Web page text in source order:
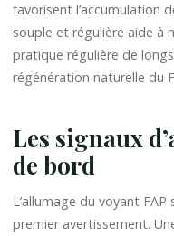
favorisent l’accumulation
souple et régulière aide à
pratique régulière de
régénération naturelle du
Les signaux
de bord
L’allumage du voyant
premier avertissement.